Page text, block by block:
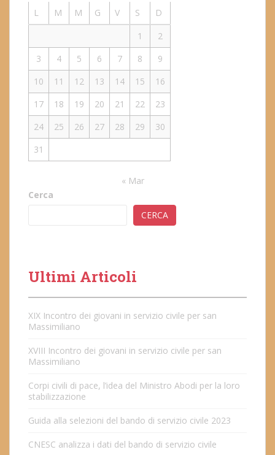
L
M M G V S
D
1
2
3
4 5 6 7 8
9
10
11 12 13 14 15
16
17
18 19 20 21 22
23
24
25 26 27 28 29
30
31
« Mar
Cerca
CERCA
Ultimi Articoli
XIX Incontro dei giovani in servizio civile per san
Massimiliano
XVIII Incontro dei giovani in servizio civile per san
Massimiliano
Corpi civili di pace, l’idea del Ministro Abodi per la loro
stabilizzazione
Guida alla selezioni del bando di servizio civile 2023
CNESC analizza i dati del bando di servizio civile